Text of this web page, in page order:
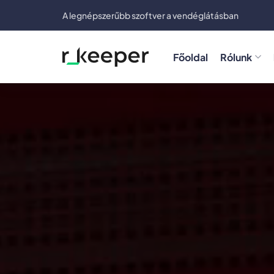
A legnépszerűbb szoftver a vendéglátásban
Főoldal Rólunk